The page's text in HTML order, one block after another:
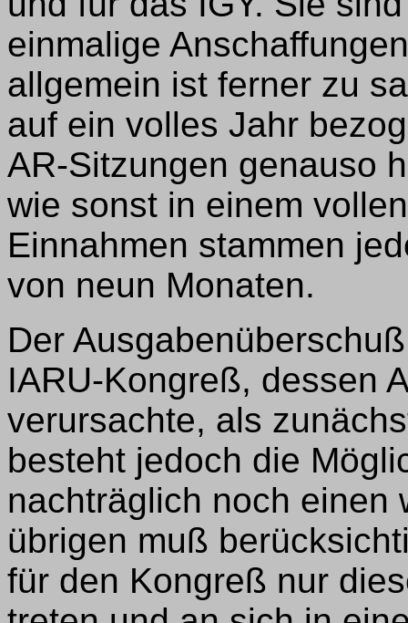
einmalige
allgemein ist ferner zu
auf ein volles Jahr
AR-Sitzungen genauso
wie sonst in einem
Einnahmen stammen
von neun Monaten.
Der
IARU-Kongreß, dessen
verursachte, als
besteht jedoch die
nachträglich noch einen
übrigen muß
für den Kongreß nur